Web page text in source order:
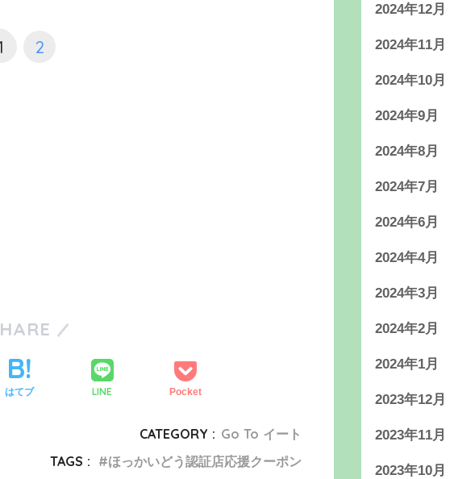
2
はてブ LINE Pocket
CATEGORY : Go To イート
TAGS :
ほっかいどう認証店応援クーポン
2024年12月
2024年11月
2024年10月
2024年9月
2024年8月
2024年7月
2024年6月
2024年4月
2024年3月
2024年2月
2024年1月
2023年12月
2023年11月
2023年10月